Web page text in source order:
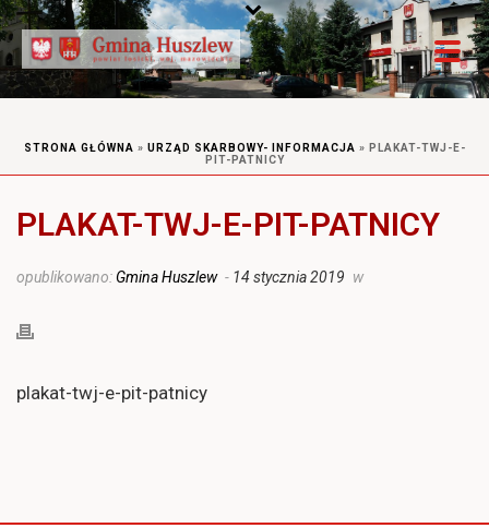
STRONA GŁÓWNA » URZĄD SKARBOWY- INFORMACJA » PLAKAT-TWJ-E-
PIT-PATNICY
PLAKAT-TWJ-E-PIT-PATNICY
opublikowano: Gmina Huszlew - 14 stycznia 2019 w
plakat-twj-e-pit-patnicy